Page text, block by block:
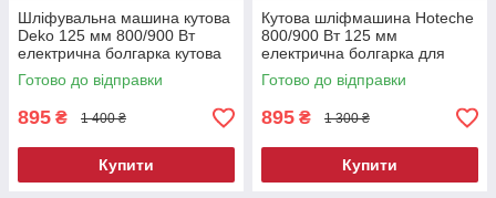
Шліфувальна машина кутова
Deko 125 мм 800/900 Вт
електрична болгарка кутова
шліфмашина для різання
болгарка для шліфування
Готово до відправки
895 ₴ 1 400 ₴
Купити
Кутова шліфмашина Hoteche
800/900 Вт 125 мм
електрична болгарка для
різання та шліфування
кутошліфувальна машина
Готово до відправки
895 ₴ 1 300 ₴
Купити